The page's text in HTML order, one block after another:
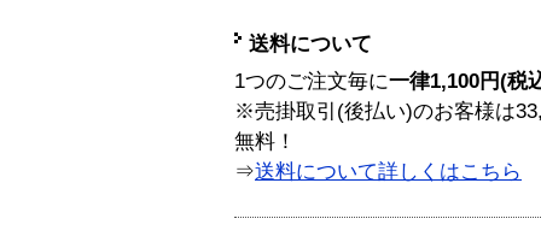
送料について
1つのご注文毎に一律1,100円(税
※売掛取引(後払い)のお客様は
無料！
⇒送料について詳しくはこちら